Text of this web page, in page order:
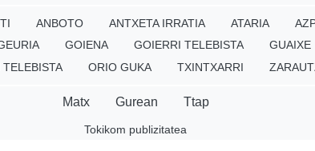
ANBOTO ANTXETA IRRATIA ATARIA
GOIENA GOIERRI TELEBISTA GUAIXE
ORIO GUKA TXINTXARRI
Matx Gurean Ttap
Tokikom publizitatea